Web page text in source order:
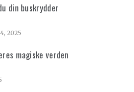
din buskrydder
2025
magiske verden